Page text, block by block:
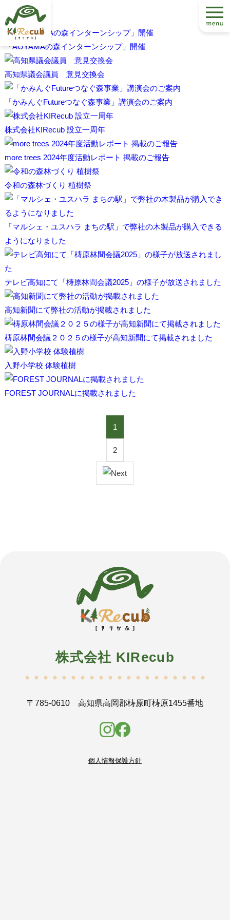
「AOYAMAの森インターンシップ」開催
高知県議会議員 意見交換会
「かみんぐFutureつなぐ森事業」講演会のご案内
株式会社KIRecub 設立一周年
more trees 2024年度活動レポート 掲載のご報告
令和の森林づくり 植樹祭
「マルシェ・ユスハラ まちの駅」で弊社の木製品が購入できる
ようになりました
テレビ高知にて「梼原林間会議2025」の様子が放送されました
高知新聞にて弊社の活動が掲載されました
梼原林間会議２０２５の様子が高知新聞にて掲載されました
入野小学校 体験植樹
FOREST JOURNALに掲載されました
1
2
株式会社 KIRecub
〒785-0610 高知県高岡郡梼原町梼原1455番地
個人情報保護方針